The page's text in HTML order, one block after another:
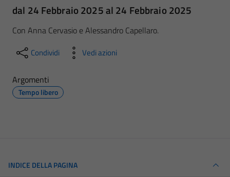
dal 24 Febbraio 2025 al 24 Febbraio 2025
Con Anna Cervasio e Alessandro Capellaro.
Condividi Vedi azioni
Argomenti
Tempo libero
INDICE DELLA PAGINA